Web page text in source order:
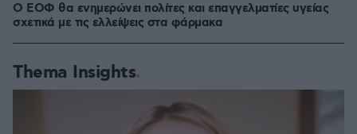
Ο ΕΟΦ θα ενημερώνει πολίτες και επαγγελματίες υγείας
σχετικά με τις ελλείψεις στα φάρμακα
Thema Insights